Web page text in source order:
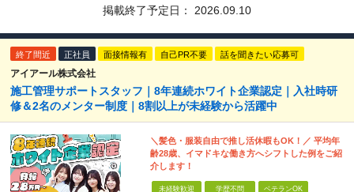
掲載終了予定日： 2026.09.10
終了間近 正社員 面接情報有 自己PR不要 話を聞きたい応募可
アイアール株式会社
施工管理サポートスタッフ｜8年連続ホワイト企業認定｜入社時研
修＆2名のメンター制度｜8割以上が未経験から活躍中
＼髪色・服装自由で推し活休暇もOK！／ 平均年
齢28歳、イマドキな働き方へシフトした例をご紹
介します！
未経験歓迎 学歴不問 ベテランOK